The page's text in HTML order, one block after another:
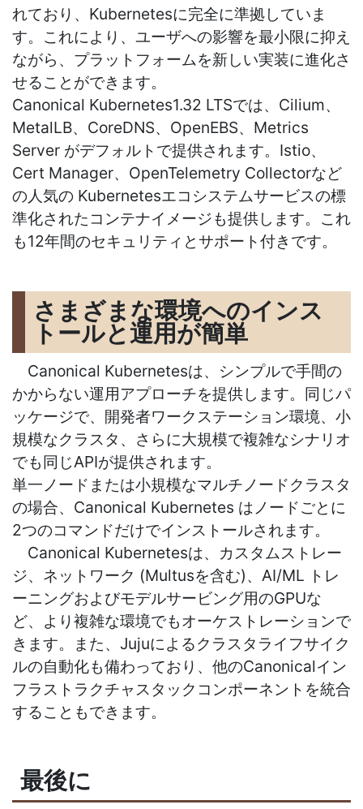
れており、 Kubernetesに完全に準拠していま
す。これにより、ユーザへの影響を最小限に抑え
ながら、プラットフォームを新しい実装に進化さ
せることができます。
Canonical Kubernetes1.32 LTSでは、 Cilium、
MetalLB、 CoreDNS、 OpenEBS、 Metrics
Server がデフォルトで提供されます。 Istio、
Cert Manager、 OpenTelemetry Collectorなど
の人気の Kubernetesエコシステムサービスの標
準化されたコンテナイメージも提供します。これ
も12年間のセキュリティとサポート付きです。
さまざまな環境へのインス
トールと運用が簡単
Canonical Kubernetesは、シンプルで手間の
かからない運用アプローチを提供します。同じパ
ッケージで、開発者ワークステーション環境、小
規模なクラスタ、さらに大規模で複雑なシナリオ
でも同じAPIが提供されます。
単一ノードまたは小規模なマルチノードクラスタ
の場合、 Canonical Kubernetes はノードごとに
2つのコマンドだけでインストールされます。
Canonical Kubernetesは、カスタムストレー
ジ、ネットワーク (Multusを含む)、 AI/ML トレ
ーニングおよびモデルサービング用のGPUな
ど、より複雑な環境でもオーケストレーションで
きます。また、 Jujuによるクラスタライフサイク
ルの自動化も備わっており、他のCanonicalイン
フラストラクチャスタックコンポーネントを統合
することもできます。
最後に